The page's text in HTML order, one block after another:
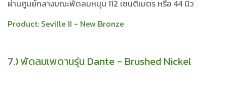
ผ่านศูนย์กลางขณะพัดลมหมุน 112 เซนติเมตร หรือ 44 นิ้ว
Product: Seville II - New Bronze
7.) พัดลมเพดานรุ่น Dante - Brushed Nickel